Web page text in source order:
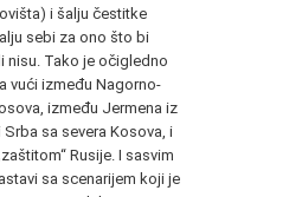
i šalju čestitke
sebi za ono što bi
nisu. Tako je očigledno
vući između Nagorno-
između Jermena iz
sa severa Kosova, i
Rusije. I sasvim
sa scenarijem koji je